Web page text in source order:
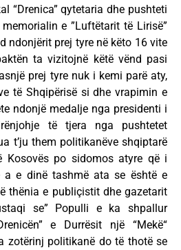
“Drenica” qytetaria dhe pushteti
e ”Luftëtarit të Lirisë”
ndonjërit prej tyre në këto 16 vite
ta vizitojnë këtë vënd pasi
prej tyre nuk i kemi parë aty,
të Shqipërisë si dhe vrapimin e
ndonjë medalje nga presidenti i
të tjera nga pushtetet
t’ju them politikanëve shqiptarë
Kosovës po sidomos atyre që i
a e dinë tashmë ata se është e
thënia e publiçistit dhe gazetarit
se” Populli e ka shpallur
e Durrësit një “Mekë“
zotërinj politikanë do të thotë se